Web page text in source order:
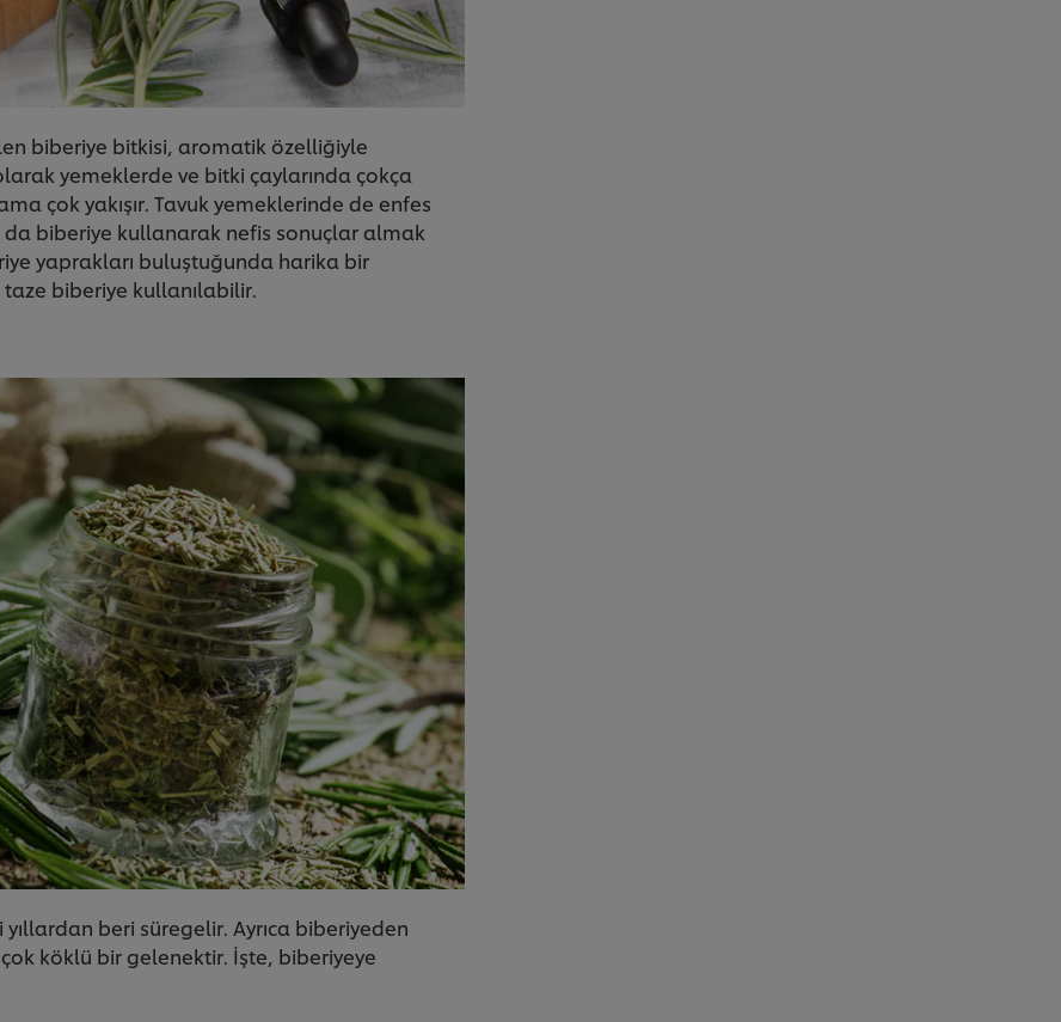
biberiye bitkisi, aromatik özelliğiyle
yemeklerde ve bitki çaylarında çokça
çok yakışır. Tavuk yemeklerinde de enfes
biberiye kullanarak nefis sonuçlar almak
yaprakları buluştuğunda harika bir
biberiye kullanılabilir.
yıllardan beri süregelir. Ayrıca biberiyeden
köklü bir gelenektir. İşte, biberiyeye